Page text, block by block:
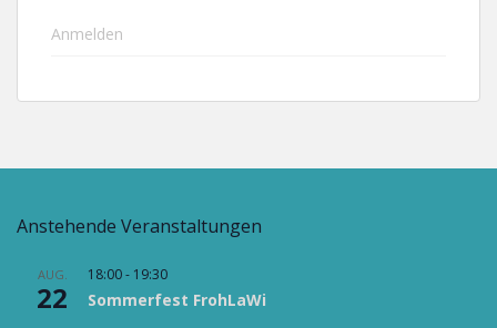
Anmelden
Anstehende Veranstaltungen
AUG.
22
18:00- 19:30
Sommerfest FrohLaWi